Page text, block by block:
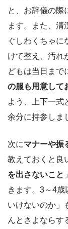
と、お辞儀の際
ます。また、清
ぐしわくちゃに
けて整え、汚れ
どもは当日まで
の服も用意して
よう、上下一式
余分に持参しま
次にマナーや振
教えておくと良
を出さないこと
きます。3～4歳
いけないのか」
んとさよならす